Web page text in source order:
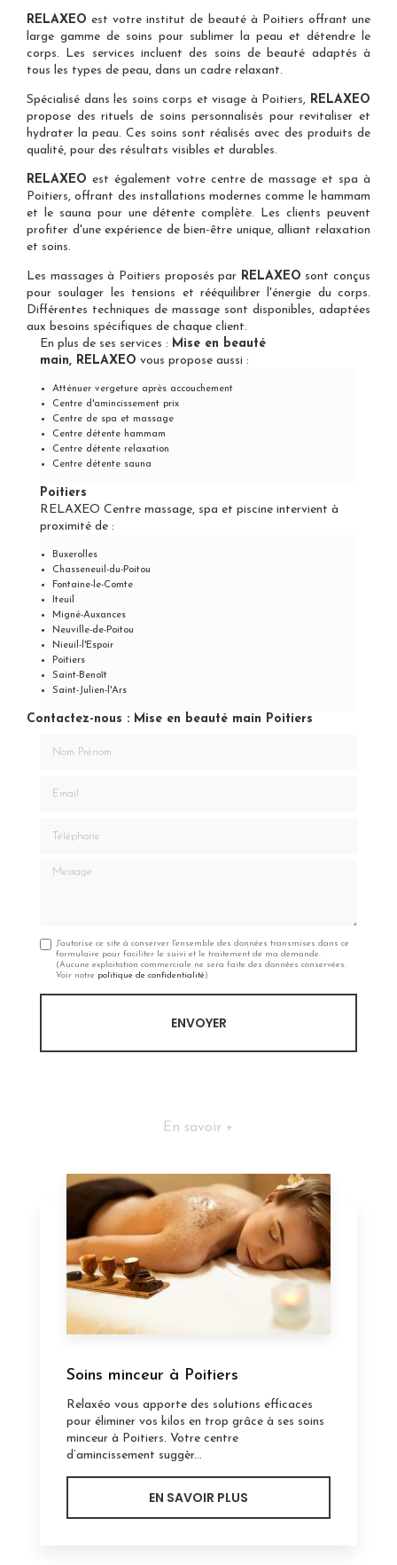
RELAXEO est votreinstitut de beauté à Poitiers offrant une
large gamme de soins pour sublimer la peau et détendre le
corps. Les services incluent des soins de beauté adaptés à
tous les types de peau, dans un cadre relaxant.
Spécialisé dans les soins corps et visage à Poitiers, RELAXEO
propose des rituels de soins personnalisés pour revitaliser et
hydrater la peau. Ces soins sont réalisés avec des produits de
qualité, pour des résultats visibles et durables.
RELAXEO est également votre centre de massage et spa à
Poitiers, offrant des installations modernes comme le hammam
et le sauna pour une détente complète. Les clients peuvent
profiter d'une expérience de bien-être unique, alliant relaxation
et soins.
Les massages à Poitiers proposés par RELAXEO sont conçus
pour soulager les tensions et rééquilibrer l'énergie du corps.
Différentes techniques de massage sont disponibles, adaptées
aux besoins spécifiques de chaque client.
En plus de ses services : Mise en beauté
main, RELAXEO vous propose aussi :
Atténuer vergeture après accouchement
Centre d'amincissement prix
Centre de spa et massage
Centre détente hammam
Centre détente relaxation
Centre détente sauna
Poitiers
RELAXEO Centre massage, spa et piscine intervient à
proximité de :
Buxerolles
Chasseneuil-du-Poitou
Fontaine-le-Comte
Iteuil
Migné-Auxances
Neuville-de-Poitou
Nieuil-l'Espoir
Poitiers
Saint-Benoît
Saint-Julien-l'Ars
Contactez-nous : Mise en beauté main Poitiers
Message
J'autorise ce site à conserver l'ensemble des données transmises dans ce
formulaire pour faciliter le suivi et le traitement de ma demande.
(Aucune exploitation commerciale ne sera faite des données conservées.
Voir notre politique de confidentialité)
En savoir +
Soins minceur à Poitiers
Relaxéo vous apporte des solutions efficaces
pour éliminer vos kilos en trop grâce à ses soins
minceur à Poitiers. Votre centre
d’amincissement suggèr...
EN SAVOIR PLUS